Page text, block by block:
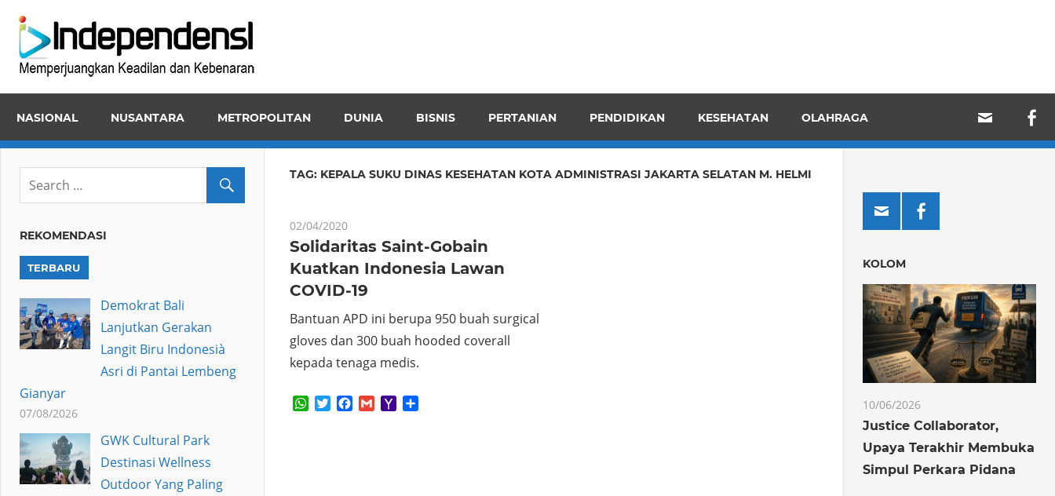
content
dan
NASIONAL NUSANTARA METROPOLITAN DUNIA BISNIS PERTANIAN PENDIDIKAN KESEHATAN OLAHRAGA
TAG: KEPALA SUKU DINAS KESEHATAN KOTA ADMINISTRASI JAKARTA SELATAN M. HELMI
02/04/2020
Solidaritas Saint-Gobain
Kuatkan Indonesia Lawan
COVID-19
Bantuan APD ini berupa 950 buah surgical
gloves dan 300 buah hooded coverall
kepada tenaga medis.
WhatsApp
TwitterFacebook
GmailYahoo
REKOMENDASI
TERBARU
Demokrat Bali
Lanjutkan Gerakan
Langit Biru Indonesià
Asri di Pantai Lembeng
Gianyar
07/08/2026
GWK Cultural Park
Destinasi Wellness
Outdoor Yang Paling
KOLOM
10/06/2026
Justice Collaborator,
Upaya Terakhir Membuka
Simpul Perkara Pidana